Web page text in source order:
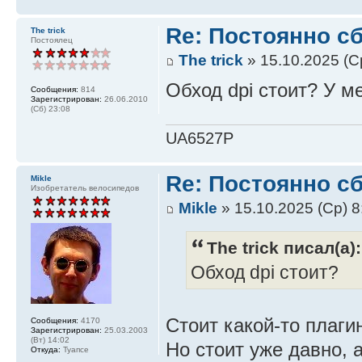
The trick
Постоялец
Сообщения: 814
Зарегистрирован: 26.06.2010
(Сб) 23:08
Re: Постоянно
The trick » 15.10.2025
Обход dpi стоит? У
UA6527P
Mikle
Изобретатель велосипедов
Сообщения: 4170
Зарегистрирован: 25.03.2003
(Вт) 14:02
Откуда: Туапсе
Re: Постоянно
Mikle » 15.10.2025 (Ср)
The trick писал(а):
Обход dpi стоит?
Стоит какой-то
Но стоит уже давно,